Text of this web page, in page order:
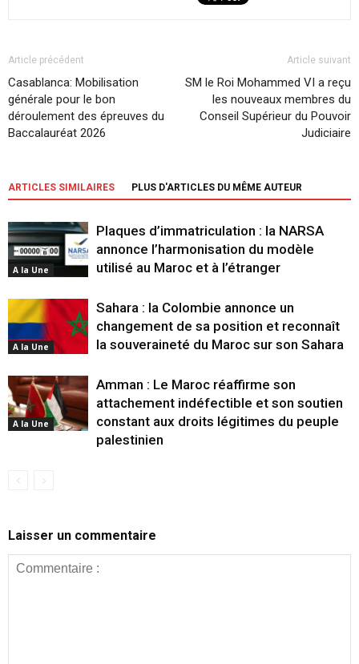
Article précédent
Casablanca: Mobilisation
générale pour le bon
déroulement des épreuves du
Baccalauréat 2026
Article suivant
SM le Roi Mohammed VI a reçu
les nouveaux membres du
Conseil Supérieur du Pouvoir
Judiciaire
ARTICLES SIMILAIRES PLUS D'ARTICLES DU MÊME AUTEUR
A la Une
Plaques d’immatriculation : la NARSA
annonce l’harmonisation du modèle
utilisé au Maroc et à l’étranger
A la Une
Sahara : la Colombie annonce un
changement de sa position et reconnaît
la souveraineté du Maroc sur son Sahara
A la Une
Amman : Le Maroc réaffirme son
attachement indéfectible et son soutien
constant aux droits légitimes du peuple
palestinien
Laisser un commentaire